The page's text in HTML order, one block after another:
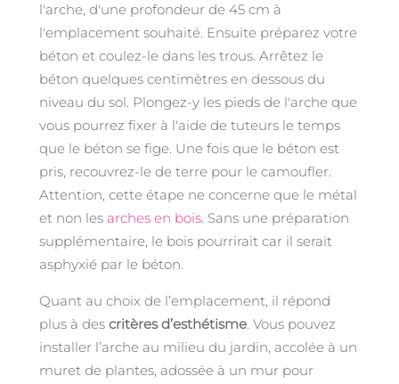
l'arche, d'une profondeur de 45 cm à
l'emplacement souhaité. Ensuite préparez votre
béton et coulez-le dans les trous. Arrêtez le
béton quelques centimètres en dessous du
niveau du sol. Plongez-y les pieds de l'arche que
vous pourrez fixer à l'aide de tuteurs le temps
que le béton se fige. Une fois que le béton est
pris, recouvrez-le de terre pour le camoufler.
Attention, cette étape ne concerne que le métal
et non les arches en bois. Sans une préparation
supplémentaire, le bois pourrirait car il serait
asphyxié par le béton.
Quant au choix de l’emplacement, il répond
plus à des critères d’esthétisme. Vous pouvez
installer l’arche au milieu du jardin, accolée à un
muret de plantes, adossée à un mur pour